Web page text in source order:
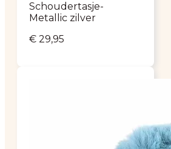
Schoudertasje-
Metallic zilver
€ 29,95